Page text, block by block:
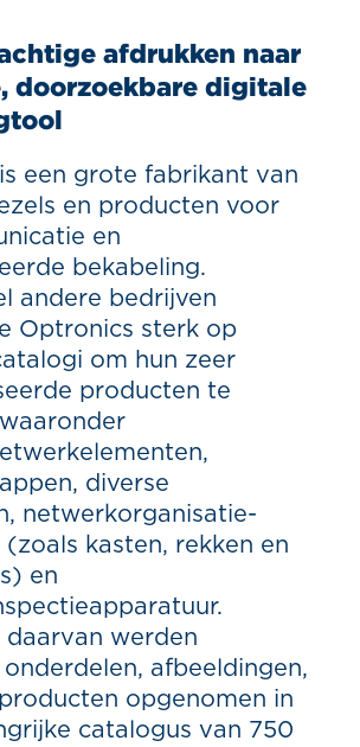
afdrukken naar
doorzoekbare digitale
een grote fabrikant van
en producten voor
en
bekabeling.
andere bedrijven
Optronics sterk op
om hun zeer
producten te
diverse
netwerkorganisatie-
kasten, rekken en
en
daarvan werden
afbeeldingen,
opgenomen in
catalogus van 750